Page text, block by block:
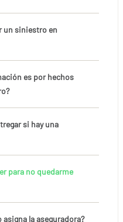
un siniestro en
es por hechos
si hay una
para no quedarme
asigna la aseguradora?